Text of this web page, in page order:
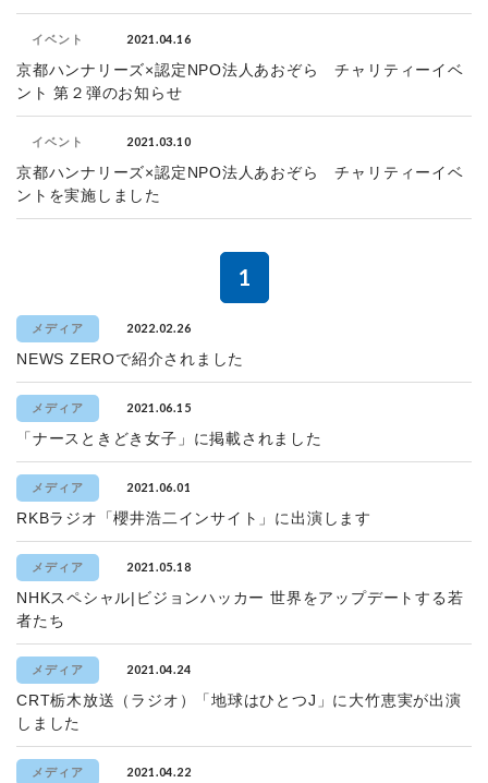
イベント 2021.04.16
京都ハンナリーズ×認定NPO法人あおぞら チャリティーイベ
ント 第２弾のお知らせ
イベント 2021.03.10
京都ハンナリーズ×認定NPO法人あおぞら チャリティーイベ
ントを実施しました
1
メディア 2022.02.26
NEWS ZEROで紹介されました
メディア 2021.06.15
「ナースときどき女子」に掲載されました
メディア 2021.06.01
RKBラジオ「櫻井浩二インサイト」に出演します
メディア 2021.05.18
NHKスペシャル|ビジョンハッカー 世界をアップデートする若
者たち
メディア 2021.04.24
CRT栃木放送（ラジオ）「地球はひとつJ」に大竹恵実が出演
しました
メディア 2021.04.22